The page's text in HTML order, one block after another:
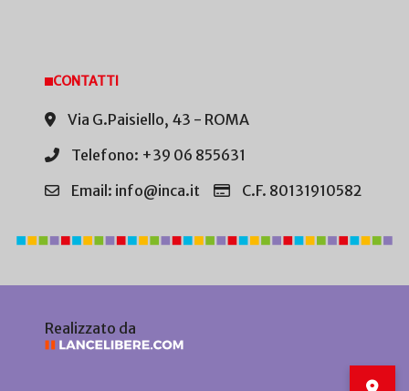
CONTATTI
Via G.Paisiello, 43 - ROMA
Telefono: +39 06 855631
Email: info@inca.it
C.F. 80131910582
Realizzato da